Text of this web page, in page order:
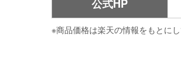
公式HP
※商品価格は楽天の情報をもとに